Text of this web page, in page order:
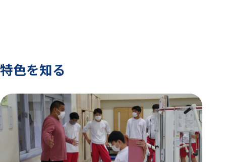
特色を知る